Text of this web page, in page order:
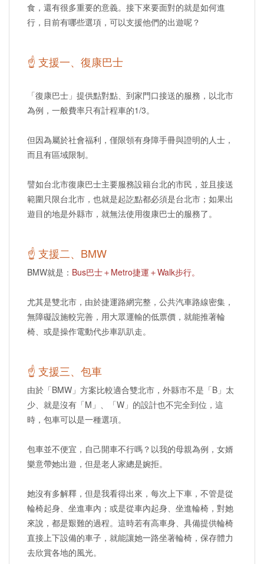
食，還有很多重要的意義。接下來要面對的就是如何進
行，目前有哪些選項，可以支援他們的出遊呢？
☝ 支援一、復康巴士
「復康巴士」提供點對點、到家門口接送的服務，以北市
為例，一般費率只有計程車的1/3。
但因為屬於社會福利，僅限領有身障手冊與證明的人士，
而且有區域限制。
譬如台北市復康巴士主要服務設籍台北的市民，並且接送
範圍只限台北市，也就是起訖點都必須是台北市；如果出
遊目的地是外縣市，就無法使用復康巴士的服務了。
☝ 支援二、BMW
BMW就是： Bus巴士＋Metro捷運＋Walk步行。
尤其是雙北市，由於捷運路網完整，公共汽車路線密集，
無障礙設施較完善，用大眾運輸的低票價，就能推著輪
椅、或是操作電動代步車趴趴走。
☝ 支援三、包車
由於「BMW」方案比較適合雙北市，外縣市不是「B」太
少、就是沒有「M」、「W」的設計也不完全到位，這
時，包車可以是一種選項。
包車並不便宜，自己開車不行嗎？以我的母親為例，女婿
樂意帶她出遊，但是老人家總是婉拒。
她沒有多解釋，但是我看得出來，每次上下車，不管是從
輪椅起身、坐進車內；或是從車內起身、坐進輪椅，對她
來說，都是艱難的過程。這時若有高車身、具備提供輪椅
直接上下設備的車子，就能讓她一路坐著輪椅，保存體力
去欣賞各地的風光。